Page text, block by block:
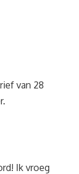
van 28
Ik vroeg